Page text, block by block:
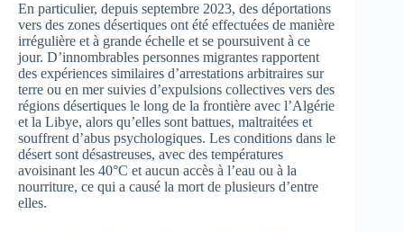
En particulier, depuis septembre 2023, des déportations
vers des zones désertiques ont été effectuées de manière
irrégulière et à grande échelle et se poursuivent à ce
jour. D’innombrables personnes migrantes rapportent
des expériences similaires d’arrestations arbitraires sur
terre ou en mer suivies d’expulsions collectives vers des
régions désertiques le long de la frontière avec l’Algérie
et la Libye, alors qu’elles sont battues, maltraitées et
souffrent d’abus psychologiques. Les conditions dans le
désert sont désastreuses, avec des températures
avoisinant les 40°C et aucun accès à l’eau ou à la
nourriture, ce qui a causé la mort de plusieurs d’entre
elles.